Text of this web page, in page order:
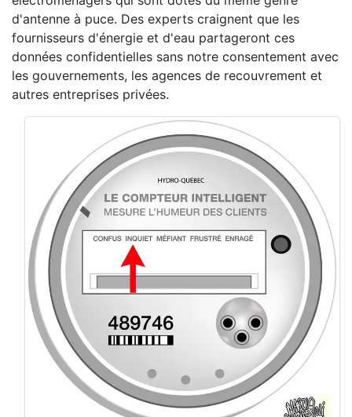
d'antenne à puce. Des experts craignent que les
fournisseurs d'énergie et d'eau partageront ces
données confidentielles sans notre consentement avec
les gouvernements, les agences de recouvrement et
autres entreprises privées.